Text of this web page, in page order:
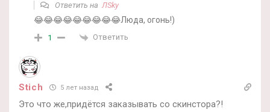
Ответить наЛSky
😂😂😂😂😂😂😂😂😂Люда, огонь!)
1 Ответить
Stich 5 лет назад
Это что же,придётся заказывать со скинстора?!